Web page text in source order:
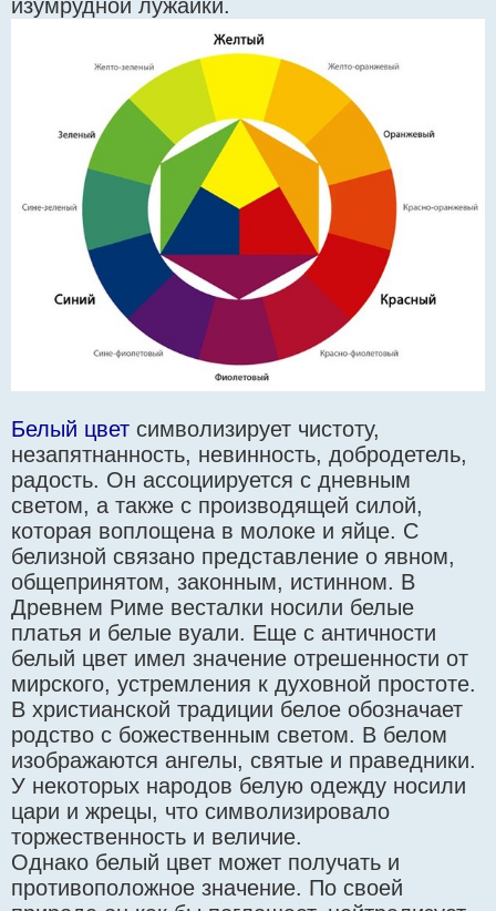
изумрудной лужайки.
Белый цвет символизирует чистоту,
незапятнанность, невинность, добродетель,
радость. Он ассоциируется с дневным
светом, а также с производящей силой,
которая воплощена в молоке и яйце. С
белизной связано представление о явном,
общепринятом, законным, истинном. В
Древнем Риме весталки носили белые
платья и белые вуали. Еще с античности
белый цвет имел значение отрешенности от
мирского, устремления к духовной простоте.
В христианской традиции белое обозначает
родство с божественным светом. В белом
изображаются ангелы, святые и праведники.
У некоторых народов белую одежду носили
цари и жрецы, что символизировало
торжественность и величие.
Однако белый цвет может получать и
противоположное значение. По своей